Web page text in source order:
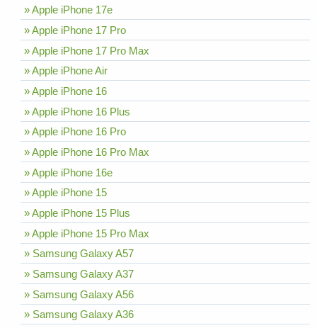
» Apple iPhone 17e
» Apple iPhone 17 Pro
» Apple iPhone 17 Pro Max
» Apple iPhone Air
» Apple iPhone 16
» Apple iPhone 16 Plus
» Apple iPhone 16 Pro
» Apple iPhone 16 Pro Max
» Apple iPhone 16e
» Apple iPhone 15
» Apple iPhone 15 Plus
» Apple iPhone 15 Pro Max
» Samsung Galaxy A57
» Samsung Galaxy A37
» Samsung Galaxy A56
» Samsung Galaxy A36